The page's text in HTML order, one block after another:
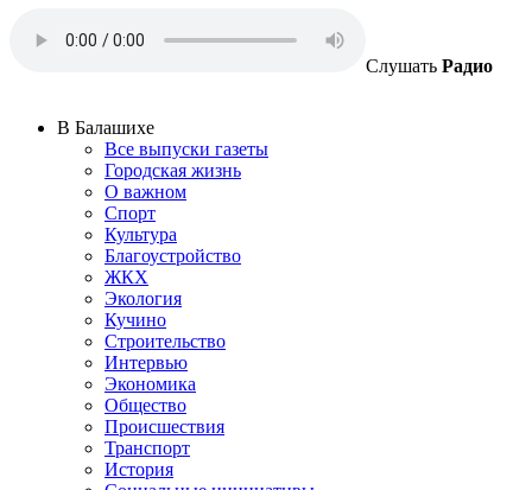
Слушать Радио
В Балашихе
Все выпуски газеты
Городская жизнь
О важном
Спорт
Культура
Благоустройство
ЖКХ
Экология
Кучино
Строительство
Интервью
Экономика
Общество
Происшествия
Транспорт
История